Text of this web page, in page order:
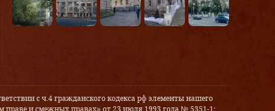
с ч.4 гражданского кодекса рф элементы нашего